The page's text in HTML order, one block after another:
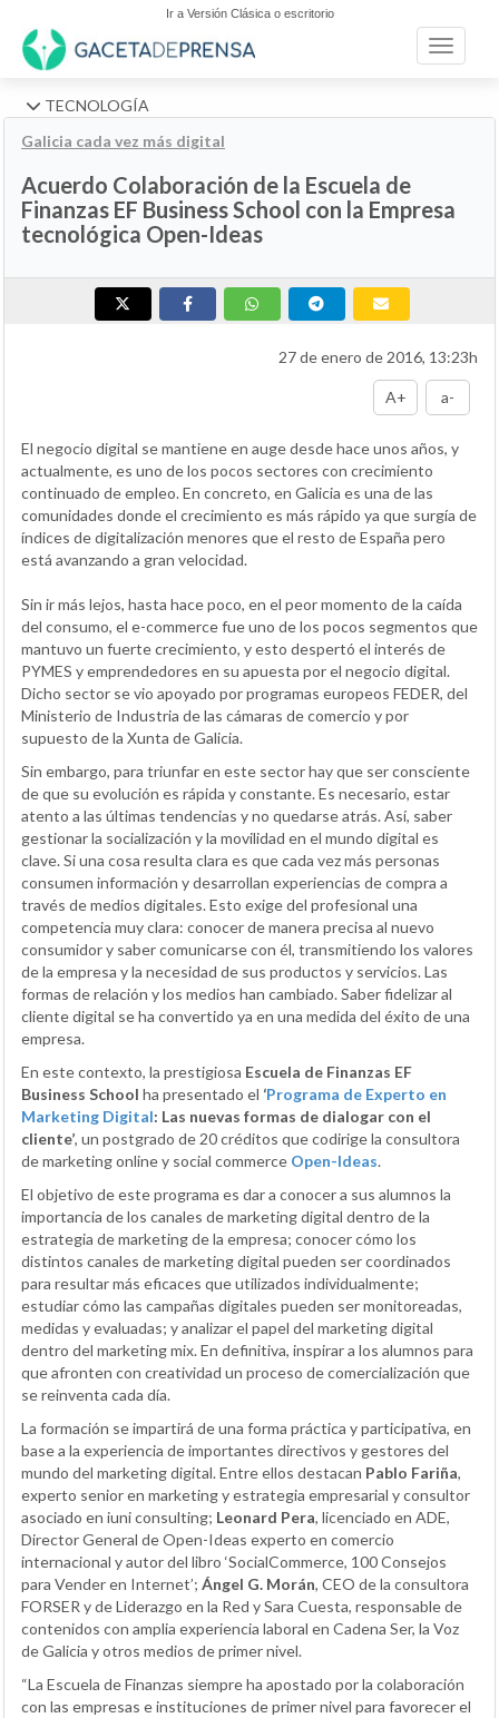
Ir a Versión Clásica o escritorio
Toggle
TECNOLOGÍA
Galicia cada vez más digital
Acuerdo Colaboración de la Escuela de
Finanzas EF Business School con la Empresa
tecnológica Open-Ideas
27 de enero de 2016, 13:23h
A+ a-
El negocio digital se mantiene en auge desde hace unos años, y
actualmente, es uno de los pocos sectores con crecimiento
continuado de empleo. En concreto, en Galicia es una de las
comunidades donde el crecimiento es más rápido ya que surgía de
índices de digitalización menores que el resto de España pero
está avanzando a gran velocidad.
Sin ir más lejos, hasta hace poco, en el peor momento de la caída
del consumo, el e-commerce fue uno de los pocos segmentos que
mantuvo un fuerte crecimiento, y esto despertó el interés de
PYMES y emprendedores en su apuesta por el negocio digital.
Dicho sector se vio apoyado por programas europeos FEDER, del
Ministerio de Industria de las cámaras de comercio y por
supuesto de la Xunta de Galicia.
Sin embargo, para triunfar en este sector hay que ser consciente
de que su evolución es rápida y constante. Es necesario, estar
atento a las últimas tendencias y no quedarse atrás. Así, saber
gestionar la socialización y la movilidad en el mundo digital es
clave. Si una cosa resulta clara es que cada vez más personas
consumen información y desarrollan experiencias de compra a
través de medios digitales. Esto exige del profesional una
competencia muy clara: conocer de manera precisa al nuevo
consumidor y saber comunicarse con él, transmitiendo los valores
de la empresa y la necesidad de sus productos y servicios. Las
formas de relación y los medios han cambiado. Saber fidelizar al
cliente digital se ha convertido ya en una medida del éxito de una
empresa.
En este contexto, la prestigiosa Escuela de Finanzas EF
Business School ha presentado el ‘Programa de Experto en
Marketing Digital: Las nuevas formas de dialogar con el
cliente’, un postgrado de 20 créditos que codirige la consultora
de marketing online y social commerce Open-Ideas.
El objetivo de este programa es dar a conocer a sus alumnos la
importancia de los canales de marketing digital dentro de la
estrategia de marketing de la empresa; conocer cómo los
distintos canales de marketing digital pueden ser coordinados
para resultar más eficaces que utilizados individualmente;
estudiar cómo las campañas digitales pueden ser monitoreadas,
medidas y evaluadas; y analizar el papel del marketing digital
dentro del marketing mix. En definitiva, inspirar a los alumnos para
que afronten con creatividad un proceso de comercialización que
se reinventa cada día.
La formación se impartirá de una forma práctica y participativa, en
base a la experiencia de importantes directivos y gestores del
mundo del marketing digital. Entre ellos destacan Pablo Fariña,
experto senior en marketing y estrategia empresarial y consultor
asociado en iuni consulting; Leonard Pera, licenciado en ADE,
Director General de Open-Ideas experto en comercio
internacional y autor del libro ‘SocialCommerce, 100 Consejos
para Vender en Internet’; Ángel G. Morán, CEO de la consultora
FORSER y de Liderazgo en la Red y Sara Cuesta, responsable de
contenidos con amplia experiencia laboral en Cadena Ser, la Voz
de Galicia y otros medios de primer nivel.
“La Escuela de Finanzas siempre ha apostado por la colaboración
con las empresas e instituciones de primer nivel para favorecer el